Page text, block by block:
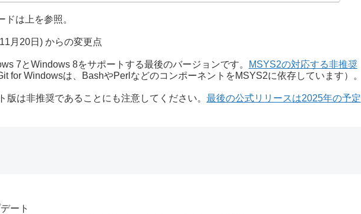
は上を参照。
月20日) からの変更点
7とWindows 8をサポートする最後のバージョンです。
MSYS2の対応する非推奨
for Windowsは、BashやPerlなどのコンポーネントをMSYS2に依存しています）。
版は非推奨であることにも注意してください。 最後の公式リリースは2025年の予定
ート